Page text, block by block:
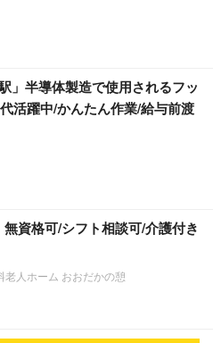
」半導体製造で使用されるフッ
活躍中/かんたん作業/給与前渡
無資格可/シフト相談可/介護付き
人ホーム おおだかの憩